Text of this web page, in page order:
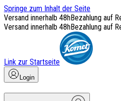
Springe zum Inhalt der Seite
Versand innerhalb 48hBezahlung auf
Versand innerhalb 48hBezahlung auf
Link zur Startseite
Login